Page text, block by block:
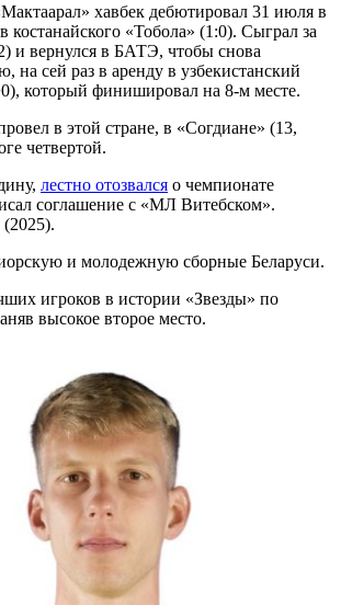
хавбек дебютировал 31 июля в
костанайского «Тобола» (1:0). Сыграл за
и вернулся в БАТЭ, чтобы снова
на сей раз в аренду в узбекистанский
который финишировал на 8-м месте.
в этой стране, в «Согдиане» (13,
четвертой.
лестно отозвался о чемпионате
соглашение с «МЛ Витебском».
и молодежную сборные Беларуси.
игроков в истории «Звезды» по
высокое второе место.